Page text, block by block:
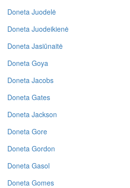
Doneta Juodelė
Doneta Juodeikienė
Doneta Jasiūnaitė
Doneta Goya
Doneta Jacobs
Doneta Gates
Doneta Jackson
Doneta Gore
Doneta Gordon
Doneta Gasol
Doneta Gomes